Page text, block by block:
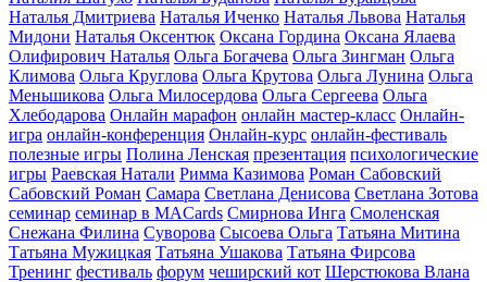
Наталья Дмитриева Наталья Иченко Наталья Львова Наталья
Мидони Наталья Оксентюк Оксана Гордина Оксана Ялаева
Олифирович Наталья Ольга Богачева Ольга Зингман Ольга
Климова Ольга Круглова Ольга Крутова Ольга Лунина Ольга
Меньшикова Ольга Милосердова Ольга Сергеева Ольга
Хлебодарова Онлайн марафон онлайн мастер-класс Онлайн-
игра онлайн-конференция Онлайн-курс онлайн-фестиваль
полезные игры Полина Ленская презентация психологические
игры Раевская Натали Римма Казимова Роман Сабовский
Сабовский Роман Самара Светлана Денисова Светлана Зотова
семинар семинар в MACards Смирнова Инга Смоленская
Снежана Филина Суворова Сысоева Ольга Татьяна Митина
Татьяна Мужицкая Татьяна Ушакова Татьяна Фирсова
Тренинг фестиваль форум чеширский кот Шерстюкова Влана